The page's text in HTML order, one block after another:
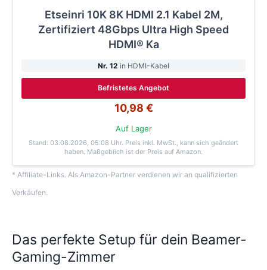
Etseinri 10K 8K HDMI 2.1 Kabel 2M,
Zertifiziert 48Gbps Ultra High Speed
HDMI® Ka
Nr. 12 in HDMI-Kabel
Befristetes Angebot
10,98 €
Auf Lager
Stand: 03.08.2026, 05:08 Uhr. Preis inkl. MwSt., kann sich geändert
haben. Maßgeblich ist der Preis auf Amazon.
* Affiliate-Links. Als Amazon-Partner verdienen wir an qualifizierten
Verkäufen.
Das perfekte Setup für dein Beamer-
Gaming-Zimmer